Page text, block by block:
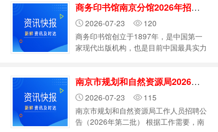
业领…
照料、居家上门照护、养老项目运营于一
体的综合性养老康养服务企业。 南京康
泽瑞庭养老服务有限公司根据工作需要，
拟面向社会进行公开招聘3名工作人员。
现将有关事项公告如下： 一、招聘岗位
商务印书馆南京分馆2026年招聘公告
2026-07-23
120
商务印书馆创立于1897年，是中国第一
家现代出版机构，也是目前中国最具实力
任，竭力继承中华文化，积极传播海内外
新知，被誉为“工具书王国”和“学术出版重
镇”。 其中，南京分馆成立于1914年，地
点位于南京市太平路。其时的太平路是南
京著名的“书店一条街”，鼎盛时期有四五
南京市规划和自然资源局2026年招聘公告（第二批）
2026-07-23
115
南京市规划和自然资源局工作人员招聘公
告（2026年第二批） 根据工作需要，南